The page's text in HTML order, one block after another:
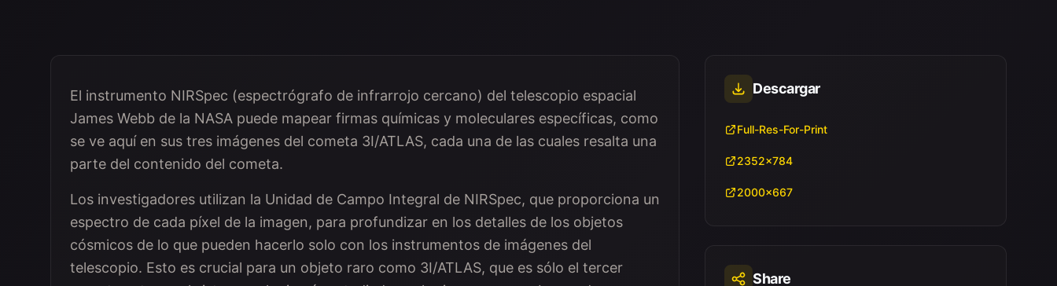
El instrumento NIRSpec (espectrógrafo de infrarrojo cercano) del telescopio espacial
James Webb de la NASA puede mapear firmas químicas y moleculares específicas, como
se ve aquí en sus tres imágenes del cometa 3I/ATLAS, cada una de las cuales resalta una
parte del contenido del cometa.
Los investigadores utilizan la Unidad de Campo Integral de NIRSpec, que proporciona un
espectro de cada píxel de la imagen, para profundizar en los detalles de los objetos
cósmicos de lo que pueden hacerlo solo con los instrumentos de imágenes del
telescopio. Esto es crucial para un objeto raro como 3I/ATLAS, que es sólo el tercer
Descargar
Full-Res-For-Print
2352x784
2000x667
Share